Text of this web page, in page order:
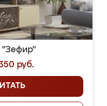
"Зефир"
руб.